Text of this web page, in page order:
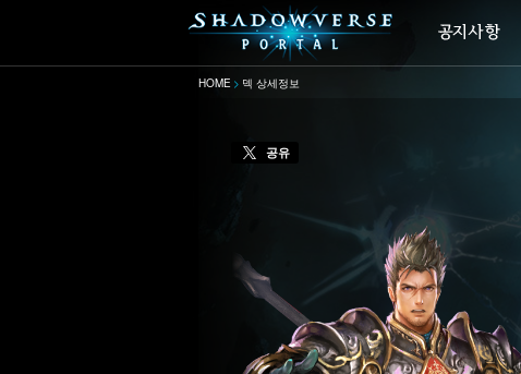
HOME 덱 상세정보
공유